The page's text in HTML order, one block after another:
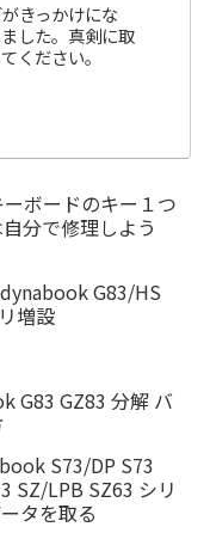
きっかけにな
した。真剣に取
ください。
ーボードのキー１つ
分で修理しよう
G83/HS
増設
G83 GZ83 分解 バ
S73/DP S73
SZ/LPB SZ63 シリ
タを取る